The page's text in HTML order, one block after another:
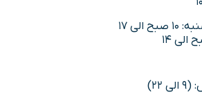
الی 17
22)